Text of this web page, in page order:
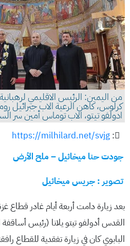
من اليمين: الرئيس الاقليمي
كرلوس، كاهن الرعية الاب جبرائيل
ادولفو تيتو، الاب توماس أمين سر
:
https://milhilard.net/svjg
جودت حنا ميخائيل – ملح الأرض
تصوير : جريس ميخائيل
بعد زيارة دامت أربعة أيام غادر قطاع
القدس أدولفو تيتو يلانا (رئيس
البابوي كان في زيارة تفقدية للقطاع